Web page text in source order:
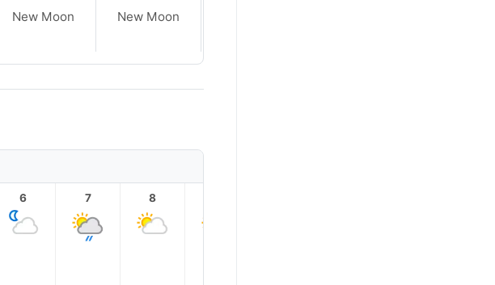
New Moon New Moon
6 7 8